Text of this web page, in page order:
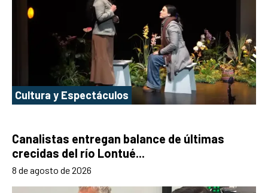
Cultura y Espectáculos
Canalistas entregan balance de últimas
crecidas del río Lontué...
8 de agosto de 2026